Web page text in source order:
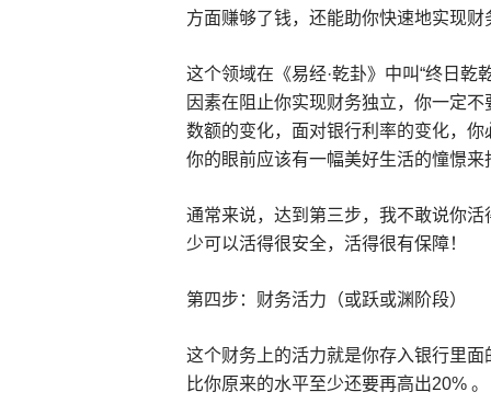
方面赚够了钱，还能助你快速地实现财
这个领域在《易经·乾卦》中叫“终日乾
因素在阻止你实现财务独立，你一定
数额的变化，面对银行利率的变化，
你的眼前应该有一幅美好生活的憧憬来
通常来说，达到第三步，我不敢说你
少可以活得很安全，活得很有保障！
第四步：财务活力（或跃或渊阶段）
这个财务上的活力就是你存入银行里
比你原来的水平至少还要再高出20% 。